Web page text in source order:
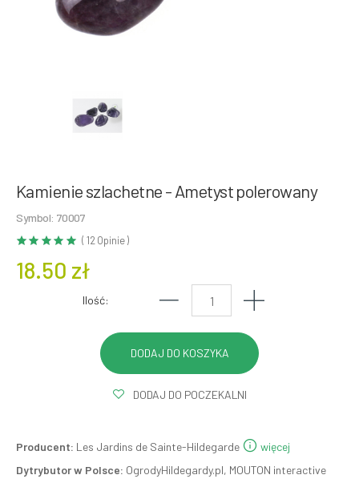
Kamienie szlachetne - Ametyst polerowany
Symbol: 70007
( 12 Opinie )
18.50 zł
Ilość:
DODAJ DO POCZEKALNI
Producent: Les Jardins de Sainte-Hildegarde
więcej
Dytrybutor w Polsce: OgrodyHildegardy.pl, MOUTON interactive